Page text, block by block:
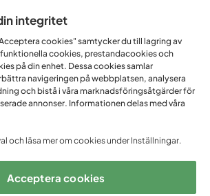
finns i flera länder
integritet
cookies" samtycker du till lagring av
cookies, prestandacookies och
på din enhet. Dessa cookies samlar
navigeringen på webbplatsen, analysera
och bistå i våra marknadsföringsåtgärder för
annonser. Informationen delas med våra
och läsa mer om cookies under Inställningar.
Acceptera cookies